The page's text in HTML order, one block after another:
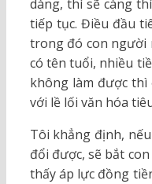
dàng, thì sẽ càng
tiếp tục. Điều đầu
trong đó con người
có tên tuổi, nhiều
không làm được
với lề lối văn hóa
Tôi khẳng định,
đổi được, sẽ bắt
thấy áp lực đồng